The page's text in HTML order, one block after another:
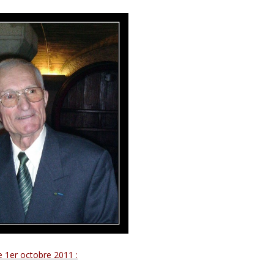
1eroctobre 2011 :